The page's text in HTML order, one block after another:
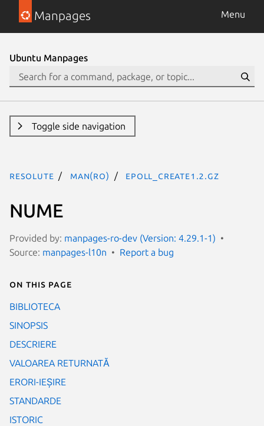
Manpages Menu
Ubuntu Manpages
Toggle side navigation
resolute man(ro) epoll_create1.2.gz
NUME
Provided by: manpages-ro-dev (Version: 4.29.1-1)
Source: manpages-l10n Report a bug
On this page
BIBLIOTECA
SINOPSIS
DESCRIERE
VALOAREA RETURNATĂ
ERORI-IEȘIRE
STANDARDE
ISTORIC